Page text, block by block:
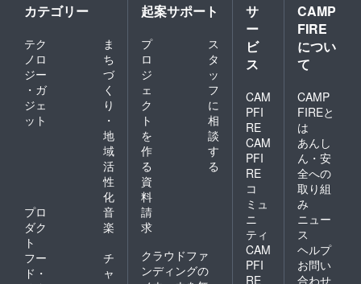
カテゴリー
テク
ノロ
ジー
・ガ
ジェ
ット
ま
ち
づ
く
り
・
地
域
活
性
化
プロ
ダク
ト
音
楽
フー
ド・
チ
ャ
起案サポート
プ
ロ
ジ
ェ
ク
ト
を
作
る
ス
タ
ッ
フ
に
相
談
す
る
資
料
請
求
クラウドファ
ンディングの
サ
ー
ビ
ス
CAM
PFI
RE
CAM
PFI
RE
コ
ミュ
ニ
ティ
CAM
PFI
RE
CAMP
FIRE
につい
て
CAMP
FIREと
は
あんし
ん・安
全への
取り組
み
ニュー
ス
ヘルプ
お問い
合わせ